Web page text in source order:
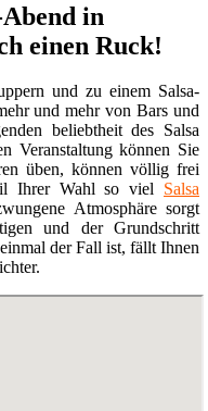
Abend in
einen Ruck!
und zu einem Salsa-
und mehr von Bars und
beliebtheit des Salsa
Veranstaltung können Sie
üben, können völlig frei
Ihrer Wahl so viel Salsa
Atmosphäre sorgt
und der Grundschritt
der Fall ist, fällt Ihnen